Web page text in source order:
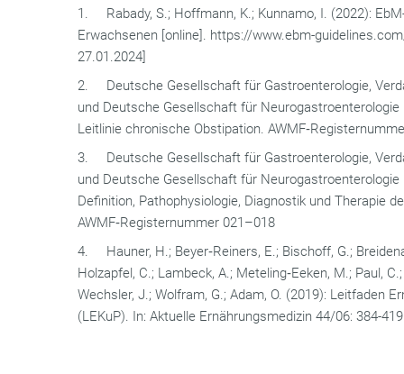
1. Rabady, S.; Hoffmann, K.; Kunnamo, I. (2022):
Erwachsenen [online]. https://www.ebm-
27.01.2024]
2. Deutsche Gesellschaft für Gastroenterologie,
und Deutsche Gesellschaft für
Leitlinie chronische Obstipation.
3. Deutsche Gesellschaft für Gastroenterologie,
und Deutsche Gesellschaft für Neurogastroenterologie
Definition, Pathophysiologie, Diagnostik und Therapie
AWMF‐Registernummer 021–018
4. Hauner, H.; Beyer‐Reiners, E.; Bischoff, G.;
Holzapfel, C.; Lambeck, A.; Meteling‐Eeken, M.; Paul,
Wechsler, J.; Wolfram, G.; Adam, O. (2019): Leitfaden
(LEKuP). In: Aktuelle Ernährungsmedizin 44/06: 384-419